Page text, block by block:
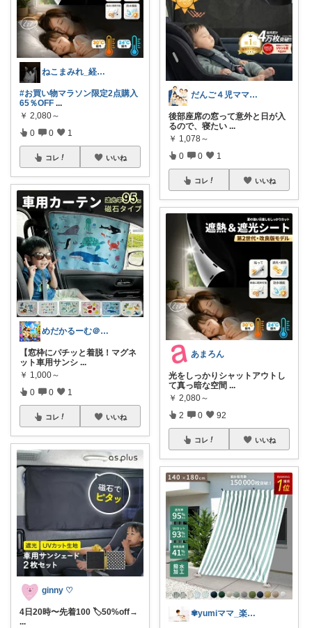
ねこまみれ_経由感謝致します🐈
#お買い物マラソン限定2点購入
65％OFF ...
￥ 2,080～
0 0 1
コレ いいね
めだかるーむ＠ありがとうございます。
【窓枠にパチッと着脱！マグネ
ット車用サンシ ...
￥ 1,000～
0 0 1
コレ いいね
ginny ♡
4日20時〜先着100 🏷️50%off→
...
だんご４児ママ@子育て×育児グッズ
後部座席の窓って意外と日が入
るので、寝たい ...
￥ 1,078～
0 0 1
コレ いいね
あまろん
光をしっかりシャットアウトし
て真っ暗な空間 ...
￥ 2,080～
2 0 92
コレ いいね
✾yumiママ_楽しむ毎日✾